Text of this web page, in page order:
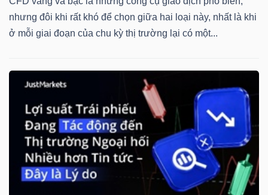
nhưng đôi khi rất khó để chọn giữa hai loại này, nhất là khi
ở mỗi giai đoạn của chu kỳ thị trường lại có một...